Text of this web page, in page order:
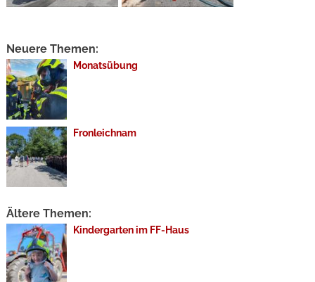
Neuere Themen:
Monatsübung
Fronleichnam
Ältere Themen:
Kindergarten im FF-Haus